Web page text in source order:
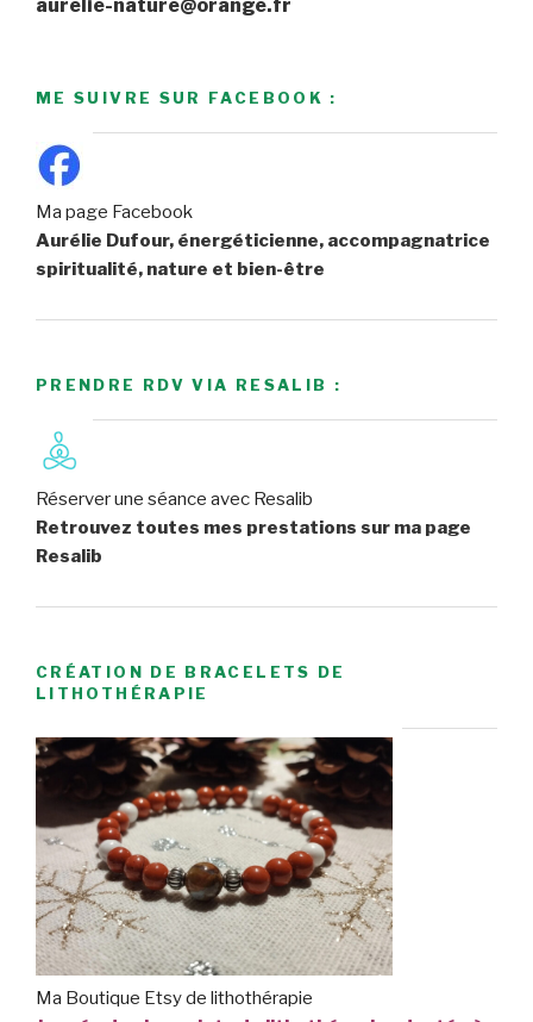
aurelie-nature@orange.fr
ME SUIVRE SUR FACEBOOK :
Ma page Facebook
Aurélie Dufour, énergéticienne, accompagnatrice
spiritualité, nature et bien-être
PRENDRE RDV VIA RESALIB :
Réserver une séance avec Resalib
Retrouvez toutes mes prestations sur ma page
Resalib
CRÉATION DE BRACELETS DE
LITHOTHÉRAPIE
Ma Boutique Etsy de lithothérapie